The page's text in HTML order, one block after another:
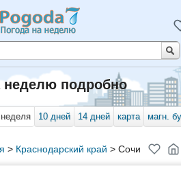
неделю подробно
неделя 10 дней 14 дней карта магн.
> Краснодарский край > Сочи